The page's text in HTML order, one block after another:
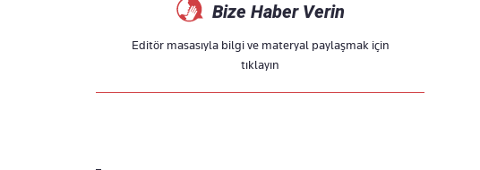
Bize Haber Verin
Editör masasıyla bilgi ve materyal paylaşmak için
tıklayın